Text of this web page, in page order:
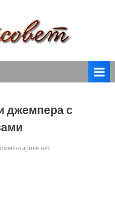
т
о
в
е
спицами,
крючком,
вязаные
модели
с
описанием
джемпера с
кнет